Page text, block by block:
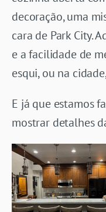
decoração, uma
cara de Park City.
e a facilidade de
esqui, ou na
E já que estamos
mostrar detalhes